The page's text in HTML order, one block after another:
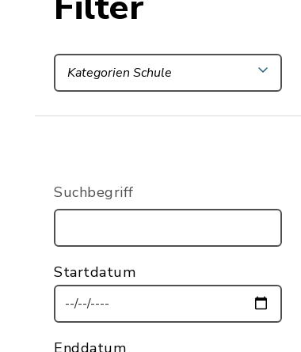
Kategorien Schule
Suchbegriff
Startdatum
Enddatum